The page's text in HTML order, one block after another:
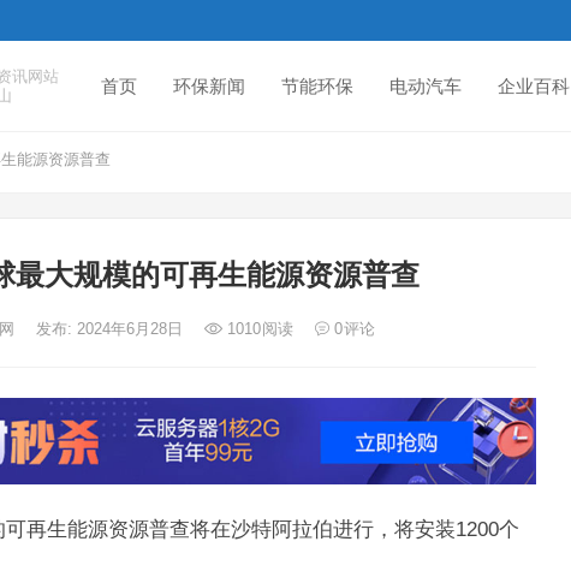
讯网站
首页 环保新闻 节能环保 电动汽车 企业百科
能源资源普查
最大规模的可再生能源资源普查
发布: 2024年6月28日 1010阅读 0评论
再生能源资源普查将在沙特阿拉伯进行，将安装1200个